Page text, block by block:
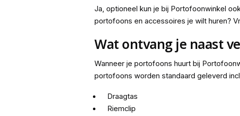
Ja, optioneel kun je bij Portofoonwinkel
portofoons en accessoires je wilt huren?
Wat ontvang je naast
Wanneer je portofoons huurt bij
portofoons worden standaard geleverd
Draagtas
Riemclip